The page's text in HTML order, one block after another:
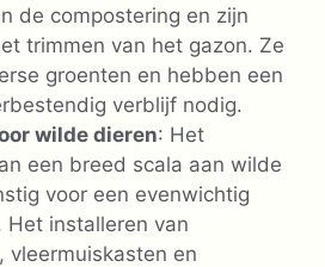
de compostering en zijn
trimmen van het gazon. Ze
groenten en hebben een
verblijf nodig.
wilde dieren: Het
een breed scala aan wilde
voor een evenwichtig
Het installeren van
vleermuiskasten en